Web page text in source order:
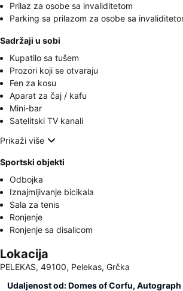
Prilaz za osobe sa invaliditetom
Parking sa prilazom za osobe sa
Sadržaji u sobi
Kupatilo sa tušem
Prozori koji se otvaraju
Fen za kosu
Aparat za čaj / kafu
Mini-bar
Satelitski TV kanali
Prikaži više
Sportski objekti
Odbojka
Iznajmljivanje bicikala
Sala za tenis
Ronjenje
Ronjenje sa disalicom
Lokacija
PELEKAS, 49100, Pelekas, Grčka
Udaljenost od: Domes of Corfu,